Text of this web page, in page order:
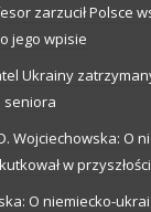
zarzucił Polsce
jego wpisie
Ukrainy
seniora
Wojciechowska: O
w
O niemiecko-